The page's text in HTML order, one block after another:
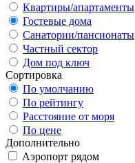
Квартиры/апартаменты
Гостевые дома
Санатории/пансионаты
Частный сектор
Дом под ключ
Сортировка
По умолчанию
По рейтингу
Расстояние от моря
По цене
Дополнительно
Аэропорт рядом